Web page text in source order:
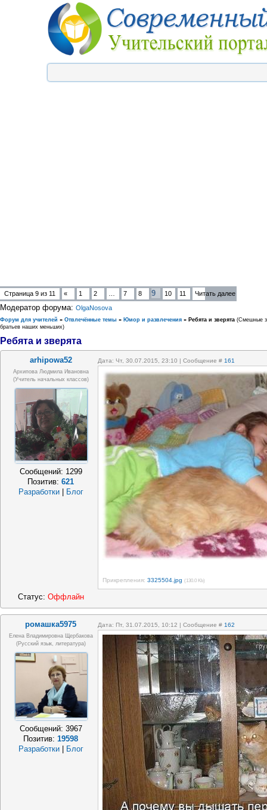
Страница 9 из 11 « 1 2 7 8 9 10 11 Читать далее
Модератор форума: OlgaNosova
Форум для учителей » Отвлечённые темы » Юмор и развлечения » Ребята и зверята (Смешные
братьев наших меньших)
Ребята и зверята
arhipowa52 Дата: Чт, 30.07.2015, 23:10 | Сообщение # 161
Архипова Людмила Ивановна
(учитель начальных классов)
Сообщений: 1299
Позитив:621
Разработки
Блог
Прикрепления: 3325504.jpg (130.0 Kb)
Статус: Оффлайн
ромашка5975 Дата: Пт, 31.07.2015, 10:12 | Сообщение # 162
Елена Владимировна Щербакова
(русский язык, литература)
Сообщений: 3967
Позитив:19598
Разработки
Блог